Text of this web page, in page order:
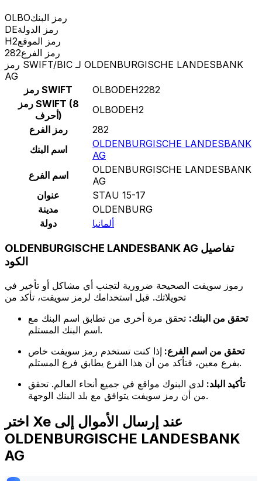
OLBOرمز البنك
DEرمز الدولة
H2رمز الموقع
282رمز الفرع
رمز SWIFT/BIC لـ OLDENBURGISCHE LANDESBANK
AG
رمز SWIFT
OLBODEH2282
رمز SWIFT (8
أحرف)
OLBODEH2
رمز الفرع
282
اسم البنك
OLDENBURGISCHE LANDESBANK
AG
اسم الفرع
OLDENBURGISCHE LANDESBANK
AG
عنوان
STAU 15-17
مدينة
OLDENBURG
دولة
ألمانيا
OLDENBURGISCHE LANDESBANK AG تفاصيل
الكود
رموز سويفت الصحيحة ضرورية لتجنب أي مشاكل أو تأخير في
تحويلاتك. قبل استخدامك لرمز سويفت، تأكد من
تحقق من البنك: تحقق مرة أخرى من تطابق اسم البنك مع
اسم البنك المستلم.
تحقق من اسم الفرع: إذا كنت تستخدم رمز سويفت خاص
بفرع معين، فتأكد من أن هذا الفرع يطابق فرع المستلم.
تأكيد البلد: لدى البنوك مواقع في جميع أنحاء العالم. تحقق
من أن رمز سويفت يتوافق مع بلد البنك الوجهة.
اختر Xe عند إرسال الأموال إلى
OLDENBURGISCHE LANDESBANK
AG